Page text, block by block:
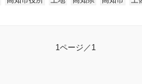
1ページ／1